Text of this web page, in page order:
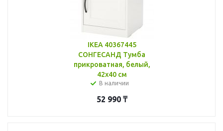
IKEA 40367445
СОНГЕСАНД Тумба
прикроватная, белый,
42x40 см
В наличии
52 990₸